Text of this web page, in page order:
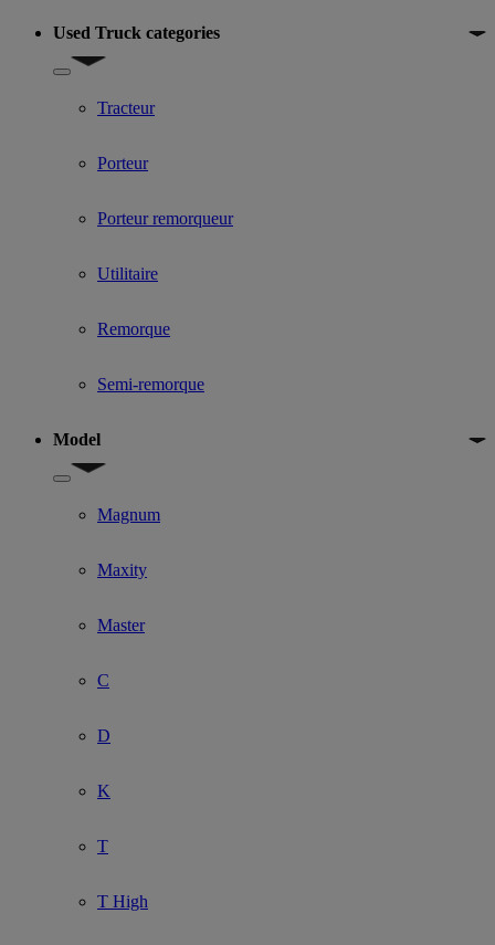
Used Truck categories
Show submenu for Used Truck categories
Tracteur
Porteur
Porteur remorqueur
Utilitaire
Remorque
Semi-remorque
Model
Show submenu for Model
Magnum
Maxity
Master
C
D
K
T
T High